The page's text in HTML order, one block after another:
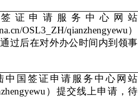
证申请服务中心网站
OSL3_ZH/qianzhengyewu）
过后在对外办公时间内到领事
国签证申请服务中心网站
）提交线上申请，待